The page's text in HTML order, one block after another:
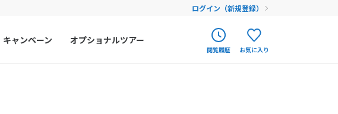
ログイン（新規登録）
キャンペーン オプショナルツアー
閲覧履歴 お気に入り